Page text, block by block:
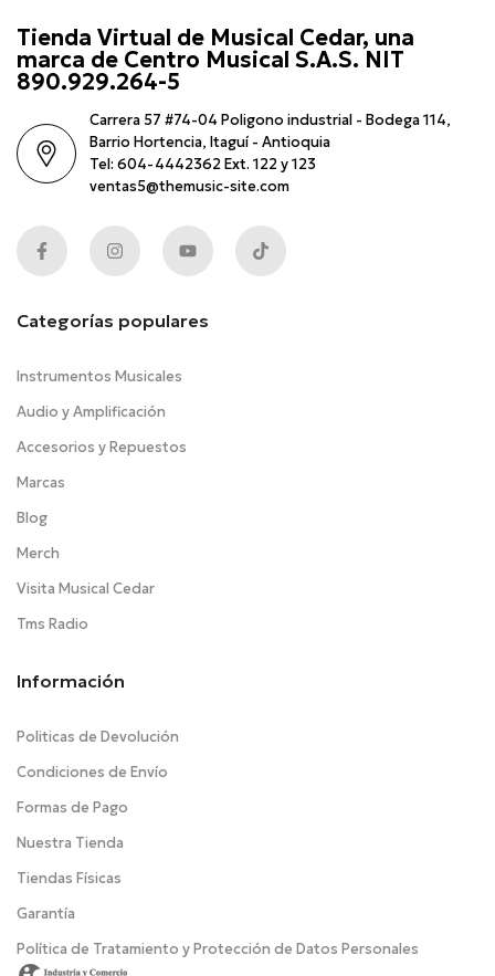
Tienda Virtual de Musical Cedar, una
marca de Centro Musical S.A.S. NIT
890.929.264-5
Carrera 57 #74-04 Poligono industrial - Bodega 114,
Barrio Hortencia, Itaguí - Antioquia
Tel: 604-4442362 Ext. 122 y 123
ventas5@themusic-site.com
Categorías populares
Instrumentos Musicales
Audio y Amplificación
Accesorios y Repuestos
Marcas
Blog
Merch
Visita Musical Cedar
Tms Radio
Información
Politicas de Devolución
Condiciones de Envío
Formas de Pago
Nuestra Tienda
Tiendas Físicas
Garantía
Política de Tratamiento y Protección de Datos Personales